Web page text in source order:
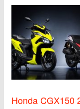
Honda